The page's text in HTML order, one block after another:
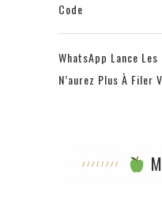
Code
WhatsApp Lance
N’aurez Plus À Filer